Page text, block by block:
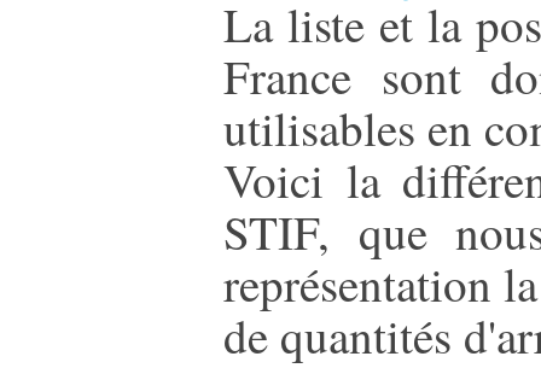
La liste et la
France sont
utilisables en
Voici la
STIF, que
représentation
de quantités